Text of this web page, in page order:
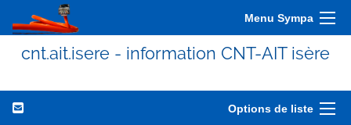
Menu Sympa
cnt.ait.isere - information CNT-AIT isère
Options de liste